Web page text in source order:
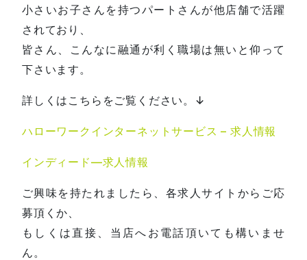
小さいお子さんを持つパートさんが他店舗で活躍
されており、
皆さん、こんなに融通が利く職場は無いと仰って
下さいます。
詳しくはこちらをご覧ください。↓
ハローワークインターネットサービス – 求人情報
インディード―求人情報
ご興味を持たれましたら、各求人サイトからご応
募頂くか、
もしくは直接、当店へお電話頂いても構いませ
ん。